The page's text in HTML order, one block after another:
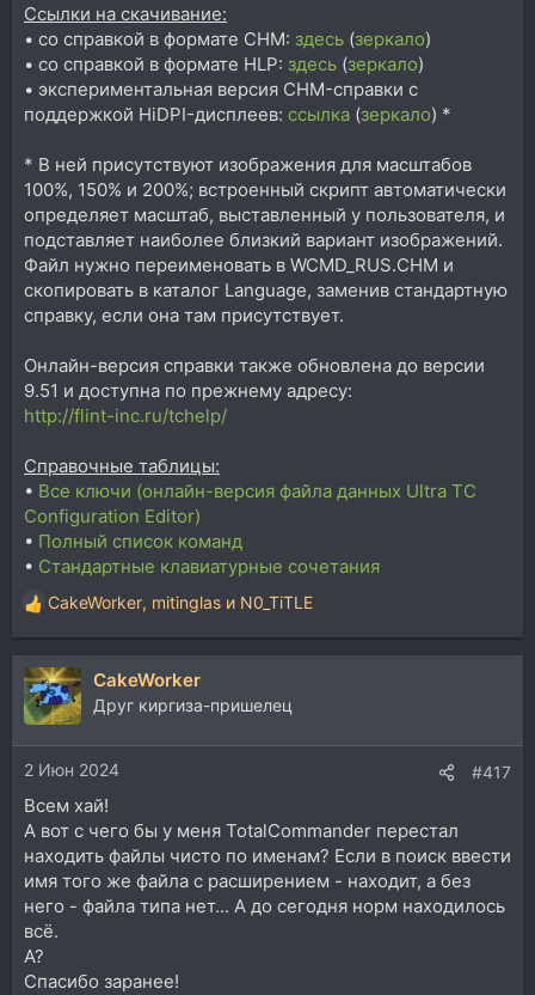
Ссылки на скачивание:
• со справкой в формате CHM: здесь (зеркало)
• со справкой в формате HLP: здесь (зеркало)
• экспериментальная версия CHM-справки с
поддержкой HiDPI-дисплеев: ссылка (зеркало) *
* В ней присутствуют изображения для масштабов
100%, 150% и 200%; встроенный скрипт автоматически
определяет масштаб, выставленный у пользователя, и
подставляет наиболее близкий вариант изображений.
Файл нужно переименовать в WCMD_RUS.CHM и
скопировать в каталог Language, заменив стандартную
справку, если она там присутствует.
Онлайн-версия справки также обновлена до версии
9.51 и доступна по прежнему адресу:
http://flint-inc.ru/tchelp/
Справочные таблицы:
• Все ключи (онлайн-версия файла данных Ultra TC
Configuration Editor)
• Полный список команд
• Стандартные клавиатурные сочетания
Р
е
а
к
ц
и
и
:
CakeWorker, mitinglas и N0_TiTLE
CakeWorker
Друг киргиза-пришелец
2 Июн 2024 #417
Всем хай!
А вот с чего бы у меня TotalCommander перестал
находить файлы чисто по именам? Если в поиск ввести
имя того же файла с расширением - находит, а без
него - файла типа нет... А до сегодня норм находилось
всё.
А?
Спасибо заранее!